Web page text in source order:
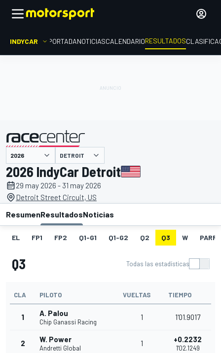
INDYCAR PORTADANOTICIASCALENDARIORESULTADOS
presentado por DETROIT
2026 IndyCar Detroit
29 may 2026 - 31 may 2026
Detroit Street Circuit, US
ResumenResultadosNoticias
EL FP1 FP2 Q1-G1 Q1-G2 Q2 Q3 W
Q3 Todas las estadísticas
CLA PILOTO VUELTAS TIEMPO
1 A. Palou
Chip Ganassi Racing
1 1'01.9017
2 W. Power
Andretti Global
1 +0.2232
1'02.1249